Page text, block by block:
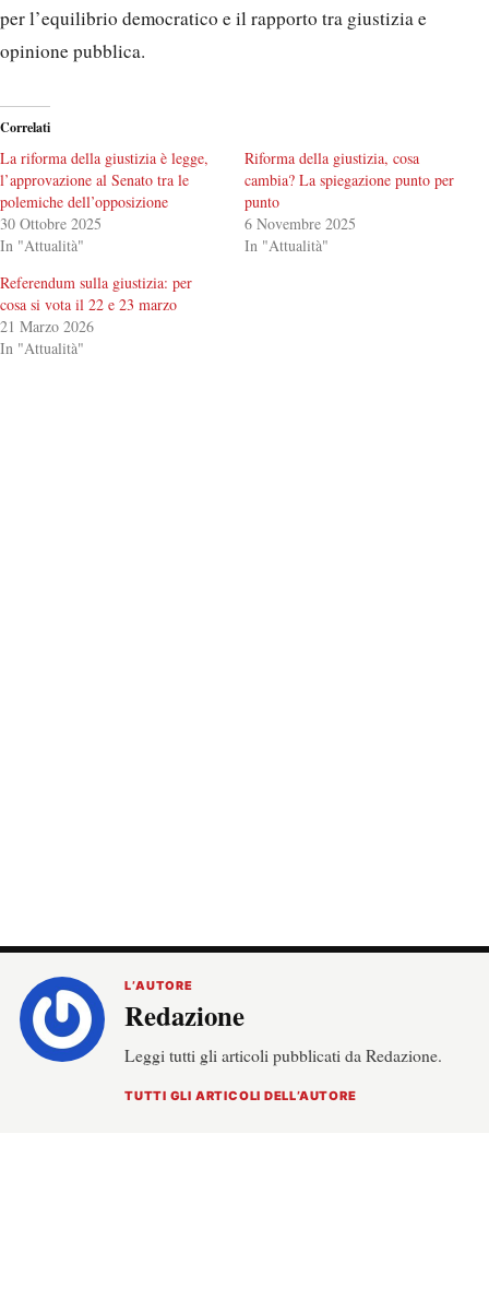
per l’equilibrio democratico e il rapporto tra giustizia e
opinione pubblica.
Correlati
La riforma della giustizia è legge,
l’approvazione al Senato tra le
polemiche dell’opposizione
30 Ottobre 2025
In "Attualità"
Riforma della giustizia, cosa
cambia? La spiegazione punto per
punto
6 Novembre 2025
In "Attualità"
Referendum sulla giustizia: per
cosa si vota il 22 e 23 marzo
21 Marzo 2026
In "Attualità"
L’AUTORE
Redazione
Leggi tutti gli articoli pubblicati da Redazione.
TUTTI GLI ARTICOLI DELL’AUTORE